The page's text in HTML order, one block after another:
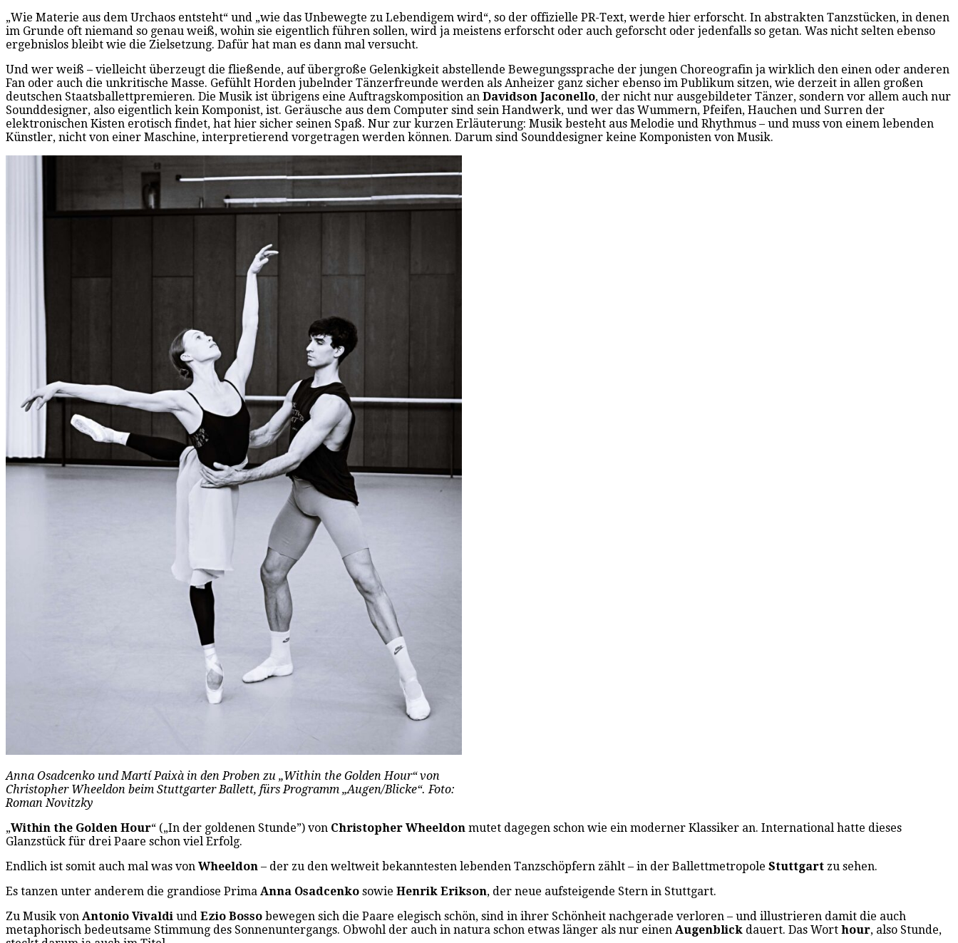
„Wie Materie aus dem Urchaos entsteht“ und „wie das Unbewegte zu Lebendigem wird“, so der offizielle PR-Text, werde hier erforscht. In abstrakten Tanzstücken, in denen
im Grunde oft niemand so genau weiß, wohin sie eigentlich führen sollen, wird ja meistens erforscht oder auch geforscht oder jedenfalls so getan. Was nicht selten ebenso
ergebnislos bleibt wie die Zielsetzung. Dafür hat man es dann mal versucht.
Und wer weiß – vielleicht überzeugt die fließende, auf übergroße Gelenkigkeit abstellende Bewegungssprache der jungen Choreografin ja wirklich den einen oder anderen
Fan oder auch die unkritische Masse. Gefühlt Horden jubelnder Tänzerfreunde werden als Anheizer ganz sicher ebenso im Publikum sitzen, wie derzeit in allen großen
deutschen Staatsballettpremieren. Die Musik ist übrigens eine Auftragskomposition an Davidson Jaconello, der nicht nur ausgebildeter Tänzer, sondern vor allem auch nur
Sounddesigner, also eigentlich kein Komponist, ist. Geräusche aus dem Computer sind sein Handwerk, und wer das Wummern, Pfeifen, Hauchen und Surren der
elektronischen Kisten erotisch findet, hat hier sicher seinen Spaß. Nur zur kurzen Erläuterung: Musik besteht aus Melodie und Rhythmus – und muss von einem lebenden
Künstler, nicht von einer Maschine, interpretierend vorgetragen werden können. Darum sind Sounddesigner keine Komponisten von Musik.
Anna Osadcenko und Martí Paixà in den Proben zu „Within the Golden Hour“ von
Christopher Wheeldon beim Stuttgarter Ballett, fürs Programm „Augen/Blicke“. Foto:
Roman Novitzky
„Within the Golden Hour“ („In der goldenen Stunde”) von Christopher Wheeldon mutet dagegen schon wie ein moderner Klassiker an. International hatte dieses
Glanzstück für drei Paare schon viel Erfolg.
Endlich ist somit auch mal was von Wheeldon – der zu den weltweit bekanntesten lebenden Tanzschöpfern zählt – in der Ballettmetropole Stuttgart zu sehen.
Es tanzen unter anderem die grandiose Prima Anna Osadcenko sowie Henrik Erikson, der neue aufsteigende Stern in Stuttgart.
Zu Musik von Antonio Vivaldi und Ezio Bosso bewegen sich die Paare elegisch schön, sind in ihrer Schönheit nachgerade verloren – und illustrieren damit die auch
metaphorisch bedeutsame Stimmung des Sonnenuntergangs. Obwohl der auch in natura schon etwas länger als nur einen Augenblick dauert. Das Wort hour, also Stunde,